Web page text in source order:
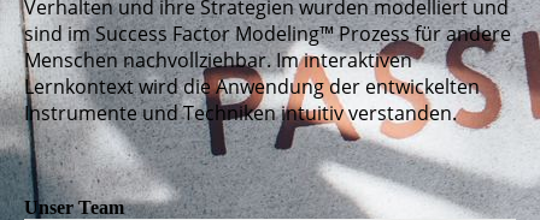
Verhalten und ihre Strategien wurden modelliert und
sind im Success Factor Modeling™ Prozess für andere
Menschen nachvollziehbar. Im interaktiven
Lernkontext wird die Anwendung der entwickelten
Instrumente und Techniken intuitiv verstanden.
Unser Team